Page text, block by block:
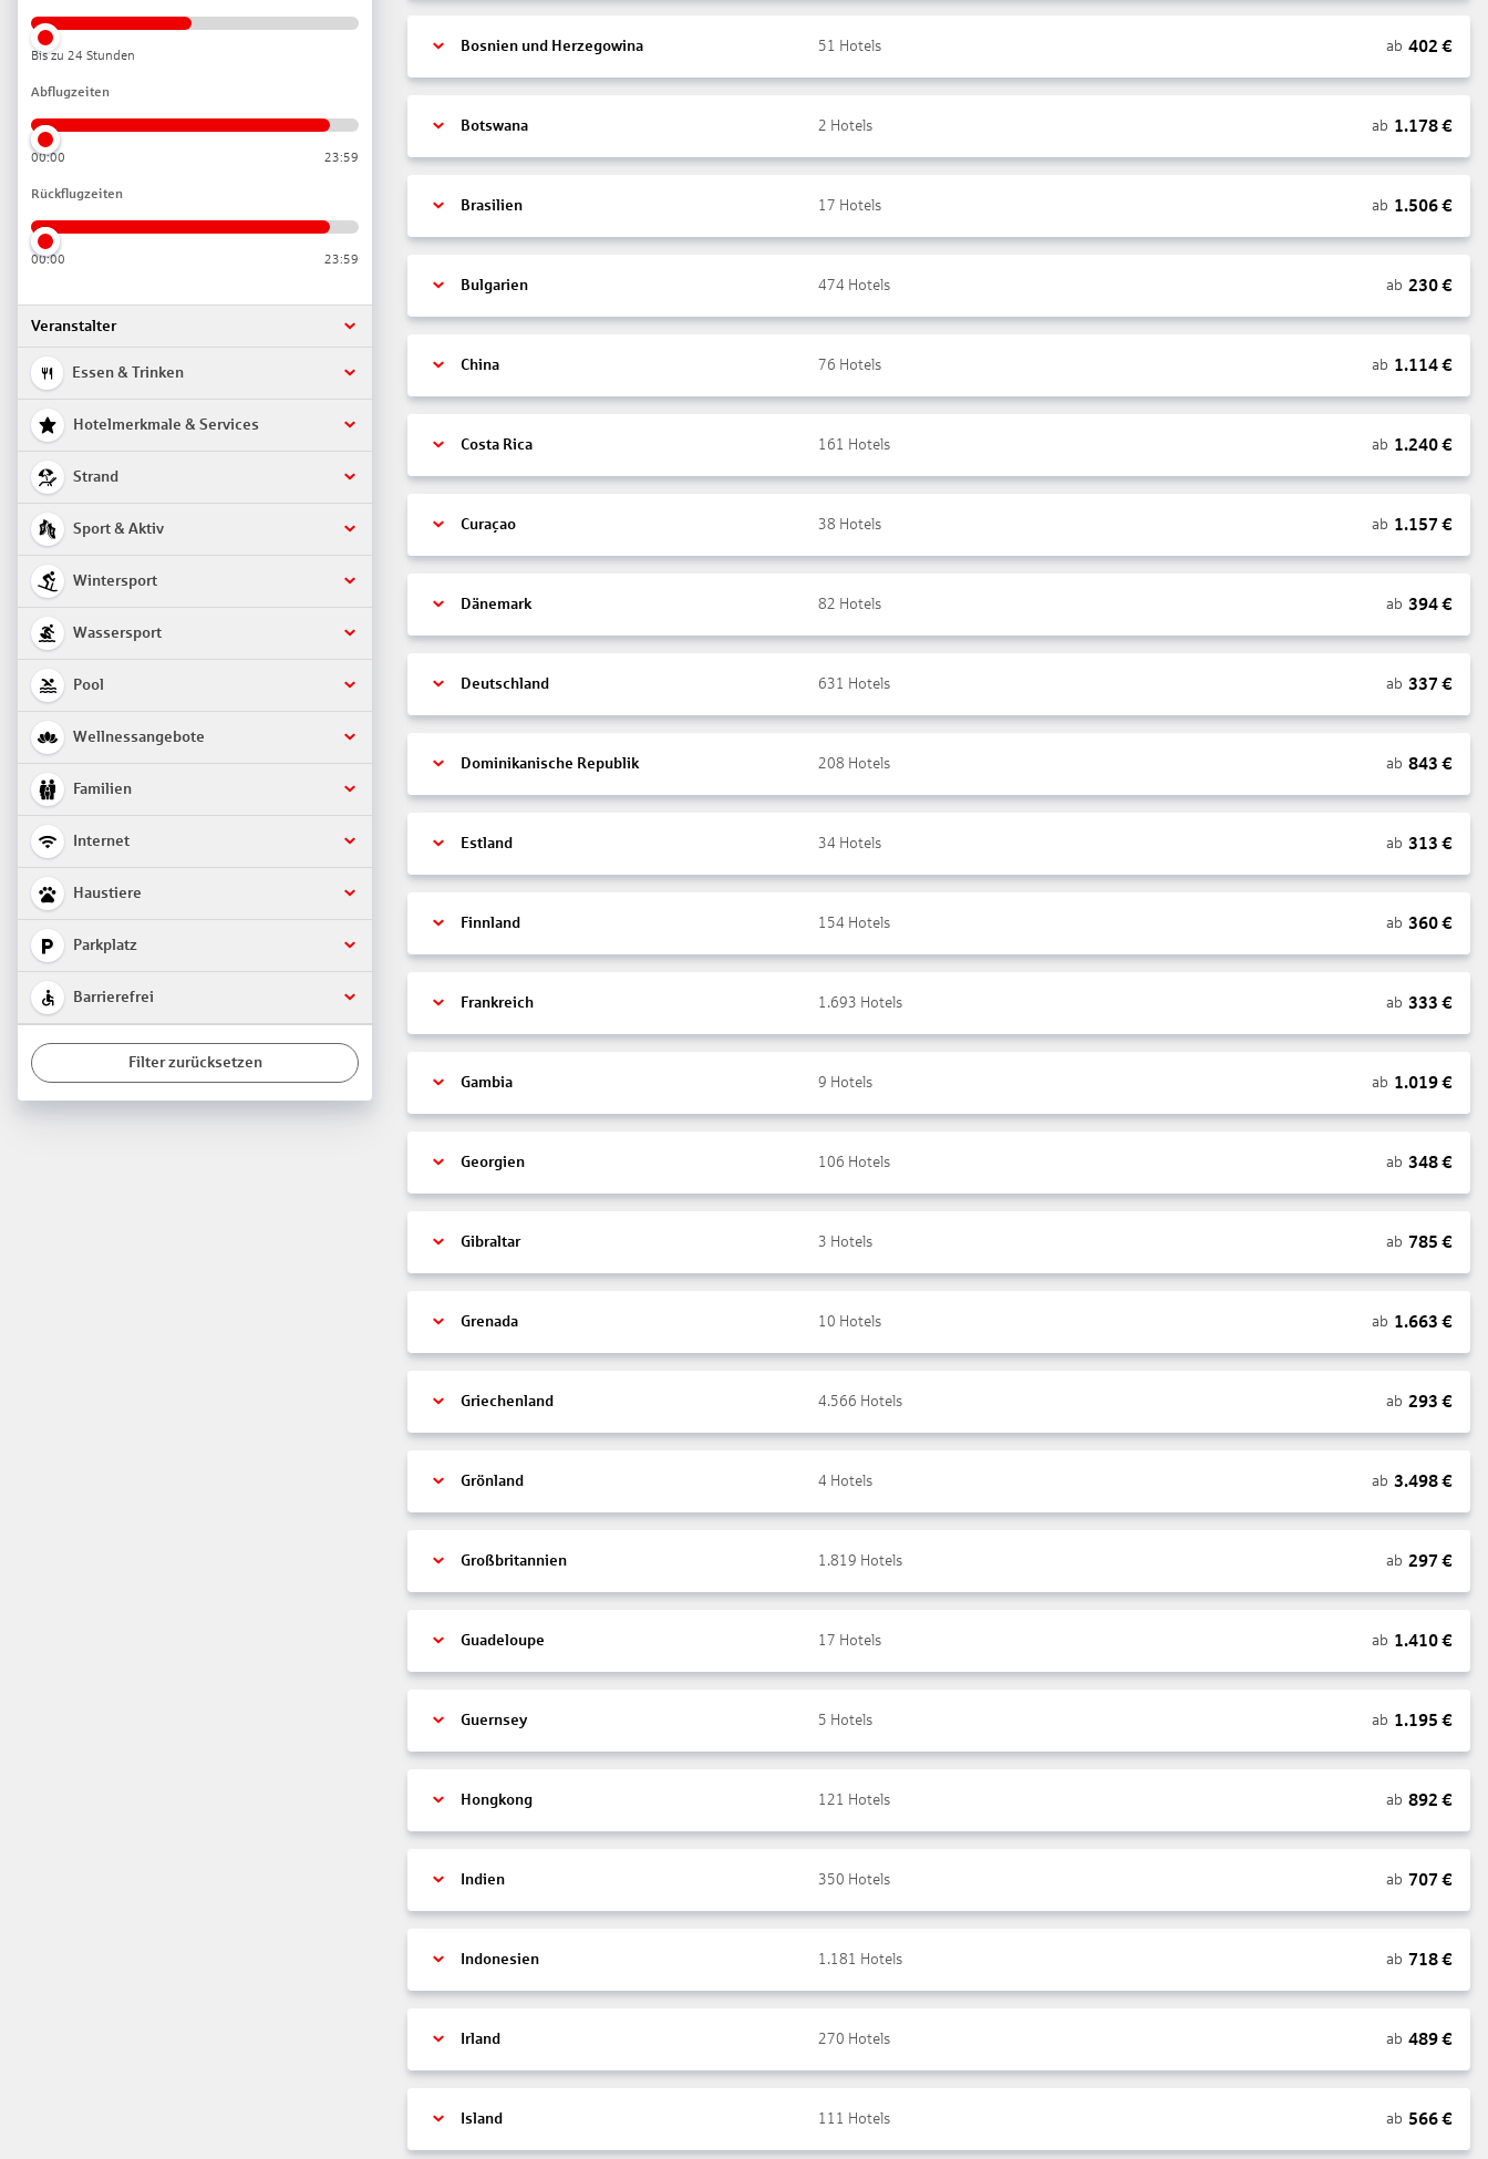
Bis zu 24 Stunden
Abflugzeiten
00:00 23:59
Rückflugzeiten
00:00 23:59
Veranstalter
Essen & Trinken
Hotelmerkmale & Services
Strand
Sport & Aktiv
Wintersport
Wassersport
Pool
Wellnessangebote
Familien
Internet
Haustiere
Parkplatz
Barrierefrei
Filter zurücksetzen
Bosnien und Herzegowina 51 Hotels ab 402 €
Botswana 2 Hotels ab 1.178€
Brasilien 17 Hotels ab 1.506€
Bulgarien 474 Hotels ab 230€
China 76 Hotels ab 1.114€
Costa Rica 161 Hotels ab 1.240€
Curaçao 38 Hotels ab 1.157 €
Dänemark 82 Hotels ab 394€
Deutschland 631 Hotels ab 337 €
Dominikanische Republik 208 Hotels ab 843 €
Estland 34 Hotels ab 313 €
Finnland 154 Hotels ab 360€
Frankreich 1.693 Hotels ab 333 €
Gambia 9 Hotels ab 1.019€
Georgien 106 Hotels ab 348€
Gibraltar 3 Hotels ab 785 €
Grenada 10 Hotels ab 1.663 €
Griechenland 4.566 Hotels ab 293 €
Grönland 4 Hotels ab 3.498€
Großbritannien 1.819 Hotels ab 297 €
Guadeloupe 17 Hotels ab 1.410€
Guernsey 5 Hotels ab 1.195 €
Hongkong 121 Hotels ab 892 €
Indien 350 Hotels ab 707 €
Indonesien 1.181 Hotels ab 718€
Irland 270 Hotels ab 489€
Island 111 Hotels ab 566€